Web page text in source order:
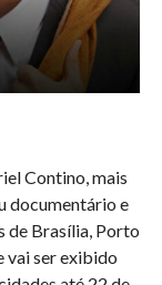
Contino, mais
documentário e
de Brasília, Porto
vai ser exibido